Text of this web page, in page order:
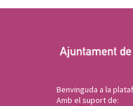
Benvinguda a la
Amb el suport de: